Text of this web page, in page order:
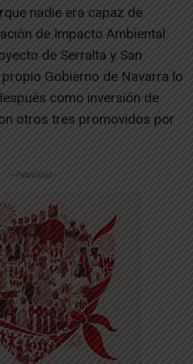
nadie era capaz de
de Impacto Ambiental
de Serralta y San
Gobierno de Navarra lo
como inversión de
otros tres promovidos por
-- Publicidad --